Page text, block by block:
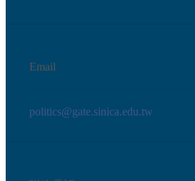
Email
politics@gate.sinica.edu.tw